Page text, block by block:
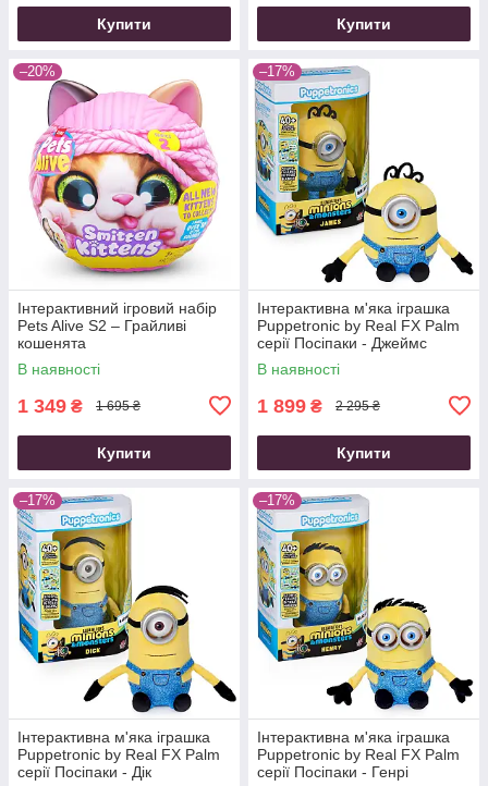
Купити Купити
–20%
Інтерактивний ігровий набір
Pets Alive S2 – Грайливі
кошенята
В наявності
1 349 ₴ 1 695 ₴
Купити
–17%
Інтерактивна м'яка іграшка
Puppetronic by Real FX Palm
серії Посіпаки - Джеймс
В наявності
1 899 ₴ 2 295 ₴
Купити
–17%
Інтерактивна м'яка іграшка
Puppetronic by Real FX Palm
серії Посіпаки - Дік
–17%
Інтерактивна м'яка іграшка
Puppetronic by Real FX Palm
серії Посіпаки - Генрі